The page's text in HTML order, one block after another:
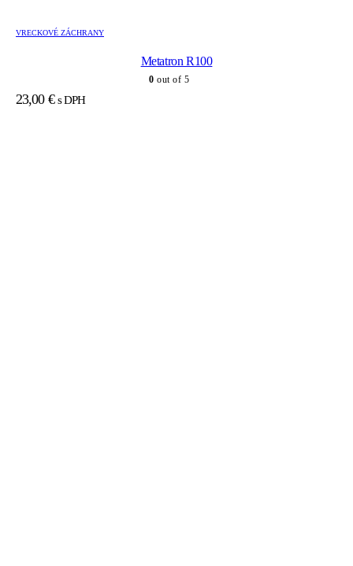
VRECKOVÉ ZÁCHRANY
Metatron R100
0 out of 5
23,00 € s DPH